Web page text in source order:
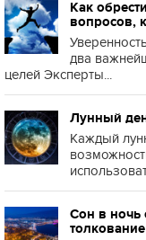
Как
вопросов,
два
целей Эксперты...
Лунный
Каждый
Сон в ночь